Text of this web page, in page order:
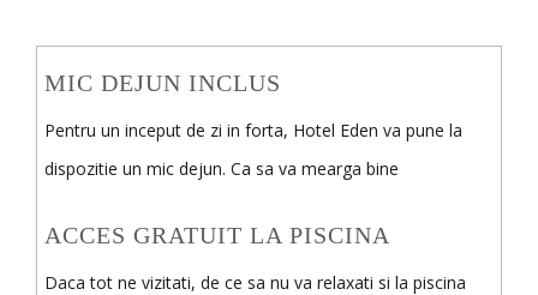
MIC DEJUN INCLUS
Pentru un inceput de zi in forta, Hotel Eden va pune la
dispozitie un mic dejun. Ca sa va mearga bine
ACCES GRATUIT LA PISCINA
Daca tot ne vizitati, de ce sa nu va relaxati si la piscina